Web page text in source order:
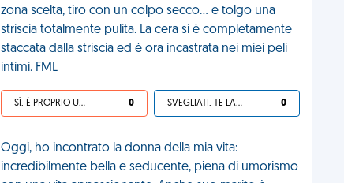
zona scelta, tiro con un colpo secco... e tolgo una
striscia totalmente pulita. La cera si è completamente
staccata dalla striscia ed è ora incastrata nei miei peli
intimi. FML
SÌ, È PROPRIO UNA VDM! 0 SVEGLIATI, TE LA SEI CERCATA! 0
Oggi, ho incontrato la donna della mia vita:
incredibilmente bella e seducente, piena di umorismo